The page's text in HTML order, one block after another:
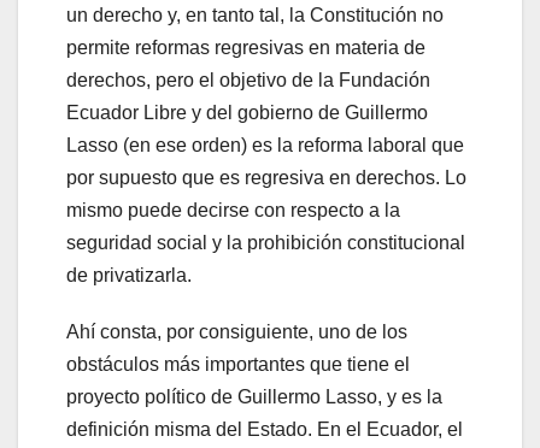
un derecho y, en tanto tal, la Constitución no
permite reformas regresivas en materia de
derechos, pero el objetivo de la Fundación
Ecuador Libre y del gobierno de Guillermo
Lasso (en ese orden) es la reforma laboral que
por supuesto que es regresiva en derechos. Lo
mismo puede decirse con respecto a la
seguridad social y la prohibición constitucional
de privatizarla.
Ahí consta, por consiguiente, uno de los
obstáculos más importantes que tiene el
proyecto político de Guillermo Lasso, y es la
definición misma del Estado. En el Ecuador, el